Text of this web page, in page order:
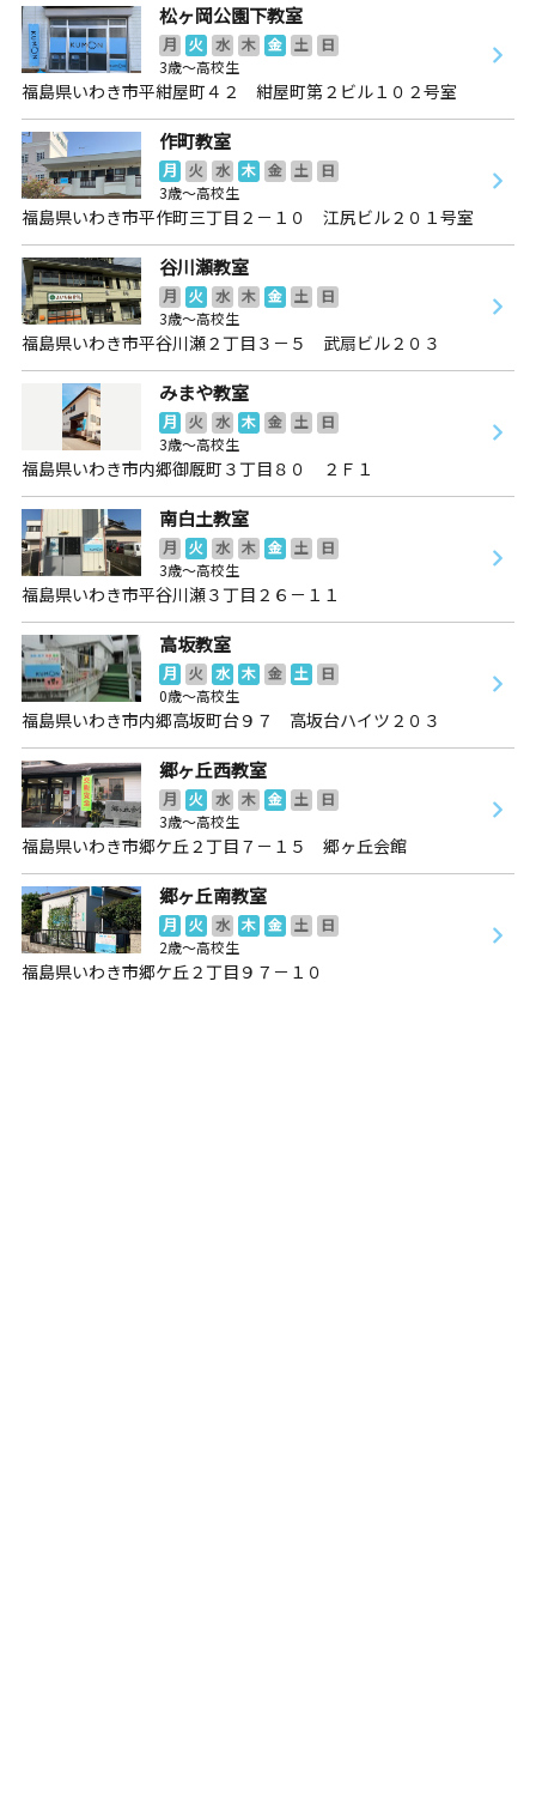
松ヶ岡公園下教室
月 火 水 木 金 土
日
3歳～高校生
福島県いわき市平紺屋町４２ 紺屋町第２ビル１０２号室
作町教室
月 火 水 木 金 土
日
3歳～高校生
福島県いわき市平作町三丁目２－１０ 江尻ビル２０１号室
谷川瀬教室
月 火 水 木 金 土
日
3歳～高校生
福島県いわき市平谷川瀬２丁目３－５ 武扇ビル２０３
みまや教室
月 火 水 木 金 土
日
3歳～高校生
福島県いわき市内郷御厩町３丁目８０ ２Ｆ１
南白土教室
月 火 水 木 金 土
日
3歳～高校生
福島県いわき市平谷川瀬３丁目２６－１１
高坂教室
月 火 水 木 金 土
日
0歳～高校生
福島県いわき市内郷高坂町台９７ 高坂台ハイツ２０３
郷ヶ丘西教室
月 火 水 木 金 土
日
3歳～高校生
福島県いわき市郷ケ丘２丁目７－１５ 郷ヶ丘会館
郷ヶ丘南教室
月 火 水 木 金 土
日
2歳～高校生
福島県いわき市郷ケ丘２丁目９７－１０